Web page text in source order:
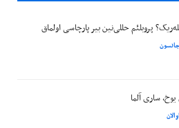
پروبلئم حللی‌نین بیر پارچاسی اولماق
ساری آلما